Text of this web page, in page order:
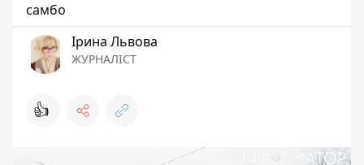
самбо
Ірина Львова
ЖУРНАЛІСТ
👍